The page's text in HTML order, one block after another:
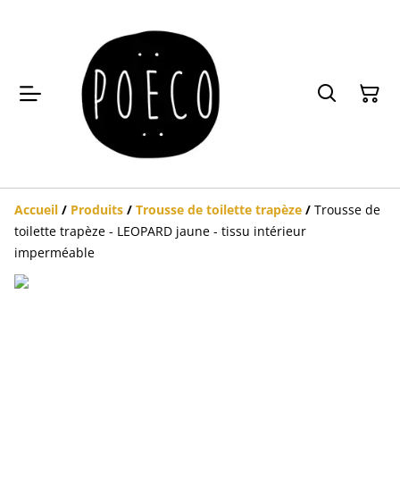
Accueil / Produits / Trousse de toilette trapèze / Trousse de
toilette trapèze - LEOPARD jaune - tissu intérieur
imperméable